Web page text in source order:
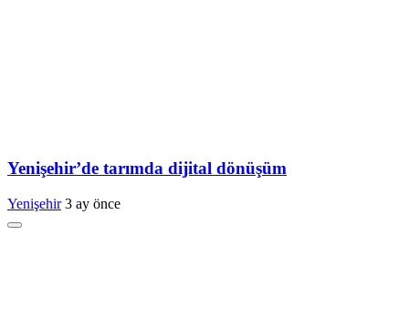
Yenişehir’de tarımda dijital dönüşüm
Yenişehir 3 ay önce